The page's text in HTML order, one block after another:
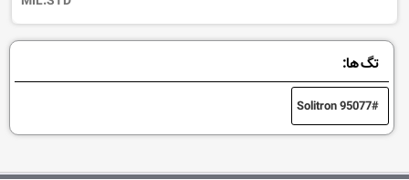
تگ ها:
Solitron 95077